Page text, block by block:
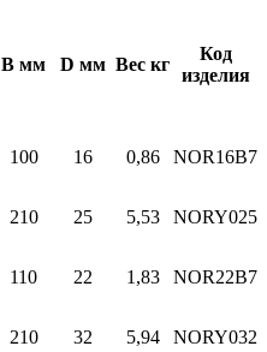
B мм D мм Вес кг
Код
изделия
100 16 0,86 NOR16B7
210 25 5,53 NORY025
110 22 1,83 NOR22B7
210 32 5,94 NORY032